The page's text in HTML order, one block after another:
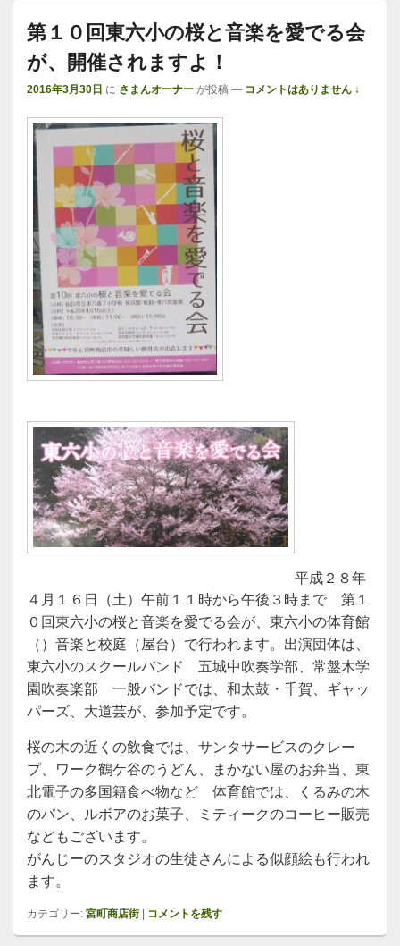
第１０回東六小の桜と音楽を愛でる会
が、開催されますよ！
2016年3月30日 に さまんオーナー が投稿 — コメントはありません ↓
平成２８年
４月１６日（土）午前１１時から午後３時まで 第１
０回東六小の桜と音楽を愛でる会が、東六小の体育館
（）音楽と校庭（屋台）で行われます。出演団体は、
東六小のスクールバンド 五城中吹奏学部、常盤木学
園吹奏楽部 一般バンドでは、和太鼓・千賀、ギャッ
パーズ、大道芸が、参加予定です。
桜の木の近くの飲食では、サンタサービスのクレー
プ、ワーク鶴ケ谷のうどん、まかない屋のお弁当、東
北電子の多国籍食べ物など 体育館では、くるみの木
のパン、ルボアのお菓子、ミティークのコーヒー販売
などもございます。
がんじーのスタジオの生徒さんによる似顔絵も行われ
ます。
カテゴリー: 宮町商店街 コメントを残す